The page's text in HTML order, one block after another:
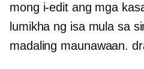
mong i-edit ang mga
lumikha ng isa mula sa
madaling maunawaan.